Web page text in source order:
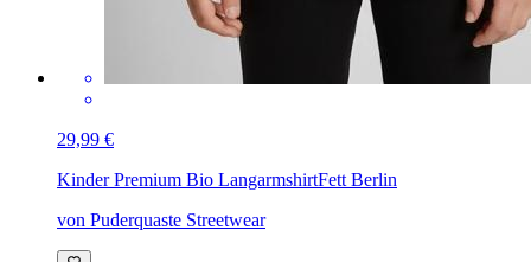
29,99 €
Kinder Premium Bio LangarmshirtFett Berlin
von Puderquaste Streetwear